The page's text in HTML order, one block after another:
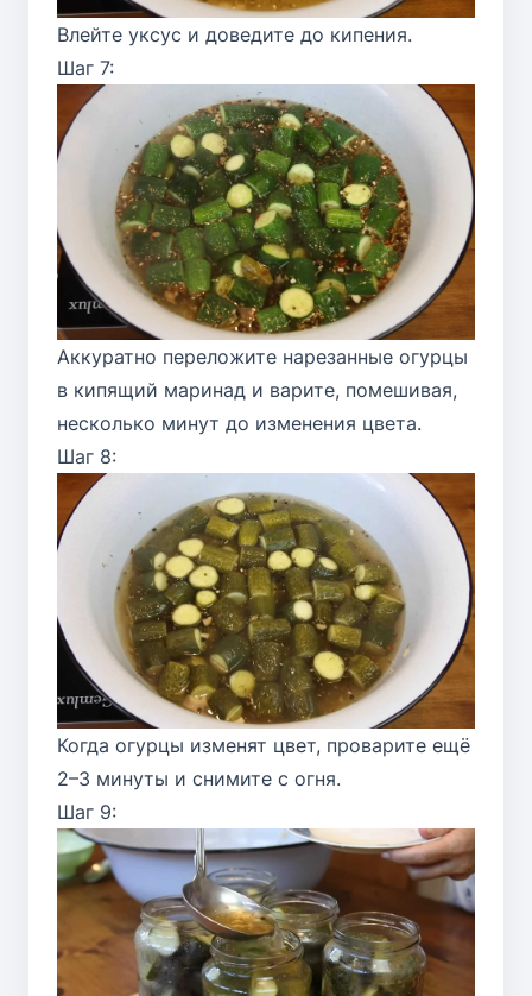
Влейте уксус и доведите до кипения.
Шаг 7:
Аккуратно переложите нарезанные огурцы
в кипящий маринад и варите, помешивая,
несколько минут до изменения цвета.
Шаг 8:
Когда огурцы изменят цвет, проварите ещё
2–3 минуты и снимите с огня.
Шаг 9: